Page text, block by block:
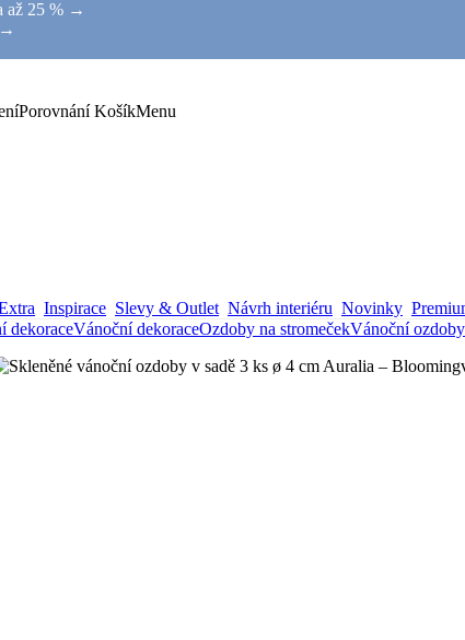
až 25 % →
→
Porovnání KošíkMenu
Inspirace Slevy & Outlet Návrh interiéru Novinky
dekoraceVánoční dekoraceOzdoby na stromečekVánoční ozdoby